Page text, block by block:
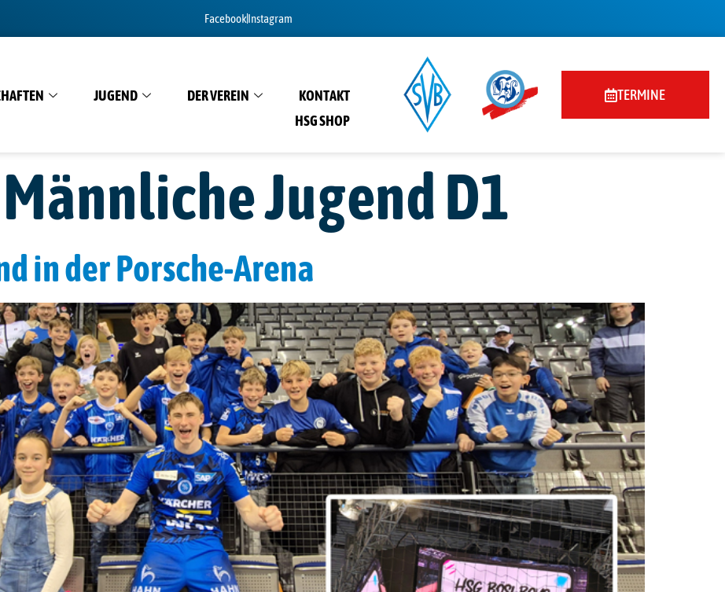
FacebookInstagram
JUGEND DER VEREIN
KONTAKT
HSG SHOP
TERMINE
Männliche Jugend D1
in der Porsche-Arena